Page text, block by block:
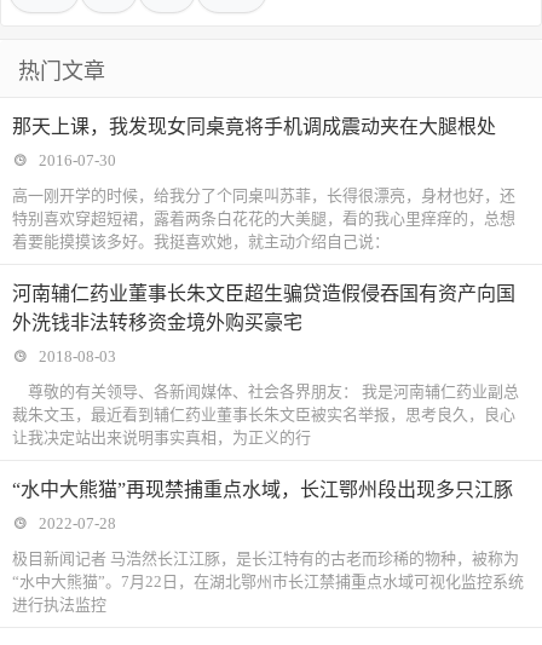
热门文章
那天上课，我发现女同桌竟将手机调成震动夹在大腿根处
2016-07-30
高一刚开学的时候，给我分了个同桌叫苏菲，长得很漂亮，身材也好，还
特别喜欢穿超短裙，露着两条白花花的大美腿，看的我心里痒痒的，总想
着要能摸摸该多好。我挺喜欢她，就主动介绍自己说：
河南辅仁药业董事长朱文臣超生骗贷造假侵吞国有资产向国
外洗钱非法转移资金境外购买豪宅
2018-08-03
尊敬的有关领导、各新闻媒体、社会各界朋友： 我是河南辅仁药业副总
裁朱文玉，最近看到辅仁药业董事长朱文臣被实名举报，思考良久，良心
让我决定站出来说明事实真相，为正义的行
“水中大熊猫”再现禁捕重点水域，长江鄂州段出现多只江豚
2022-07-28
极目新闻记者 马浩然长江江豚，是长江特有的古老而珍稀的物种，被称为
“水中大熊猫”。7月22日，在湖北鄂州市长江禁捕重点水域可视化监控系统
进行执法监控